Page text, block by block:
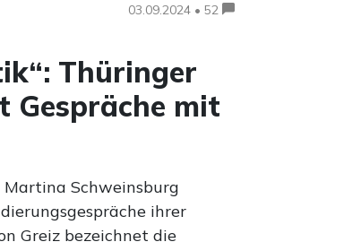
03.09.2024 • 52
Thüringer
Gespräche mit
Schweinsburg
ihrer
Greiz bezeichnet die